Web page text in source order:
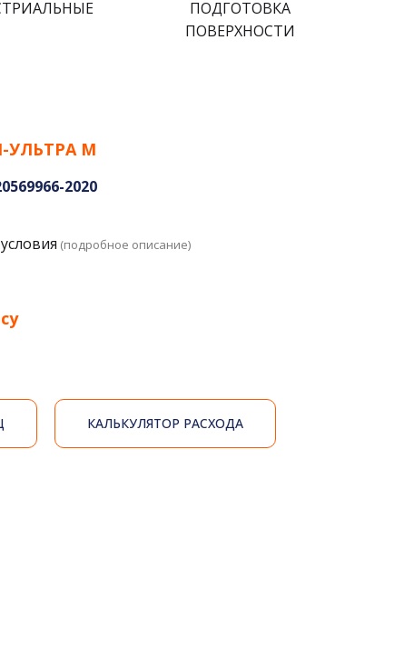
ПОДГОТОВКА
ПОВЕРХНОСТИ
УЛЬТРА М
2020
(подробное описание)
КАЛЬКУЛЯТОР РАСХОДА